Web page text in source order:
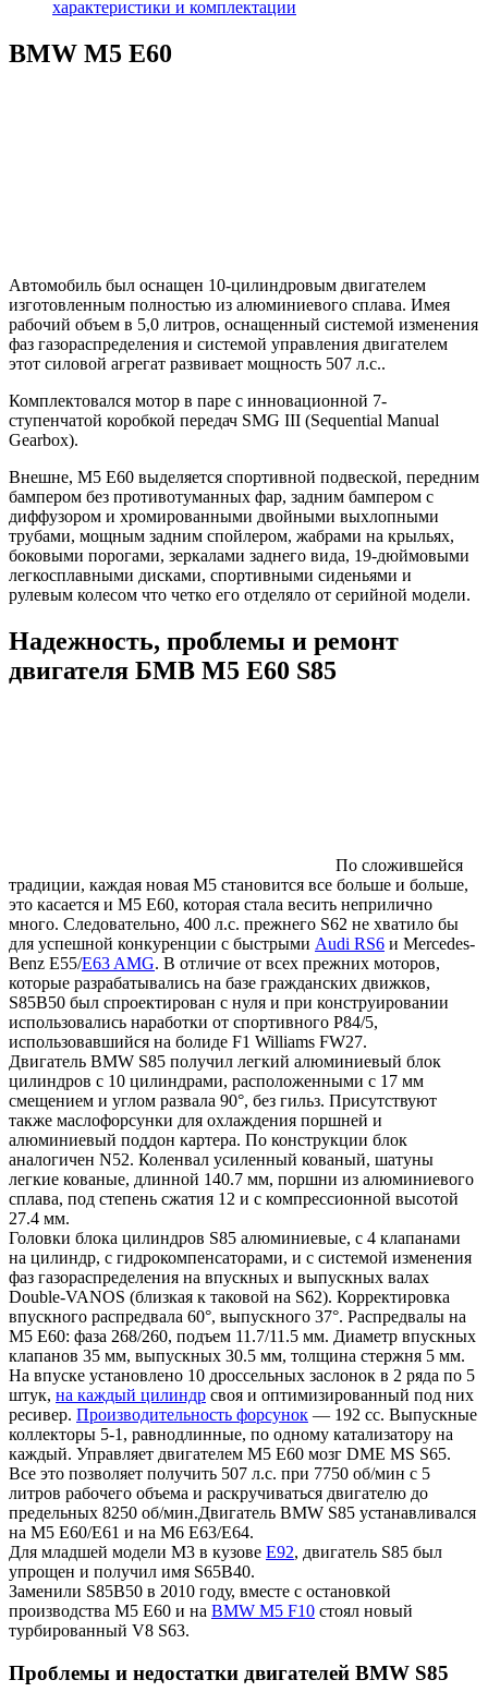
характеристики и комплектации
BMW M5 E60
Автомобиль был оснащен 10-цилиндровым двигателем
изготовленным полностью из алюминиевого сплава. Имея
рабочий объем в 5,0 литров, оснащенный системой изменения
фаз газораспределения и системой управления двигателем
этот силовой агрегат развивает мощность 507 л.с..
Комплектовался мотор в паре с инновационной 7-
ступенчатой коробкой передач SMG III (Sequential Manual
Gearbox).
Внешне, М5 E60 выделяется спортивной подвеской, передним
бампером без противотуманных фар, задним бампером с
диффузором и хромированными двойными выхлопными
трубами, мощным задним спойлером, жабрами на крыльях,
боковыми порогами, зеркалами заднего вида, 19-дюймовыми
легкосплавными дисками, спортивными сиденьями и
рулевым колесом что четко его отделяло от серийной модели.
Надежность, проблемы и ремонт
двигателя БМВ М5 Е60 S85
По сложившейся
традиции, каждая новая М5 становится все больше и больше,
это касается и М5 Е60, которая стала весить неприлично
много. Следовательно, 400 л.с. прежнего S62 не хватило бы
для успешной конкуренции с быстрыми Audi RS6 и Mercedes-
Benz E55/E63 AMG. В отличие от всех прежних моторов,
которые разрабатывались на базе гражданских движков,
S85B50 был спроектирован с нуля и при конструировании
использовались наработки от спортивного P84/5,
использовавшийся на болиде F1 Williams FW27.
Двигатель BMW S85 получил легкий алюминиевый блок
цилиндров с 10 цилиндрами, расположенными с 17 мм
смещением и углом развала 90°, без гильз. Присутствуют
также маслофорсунки для охлаждения поршней и
алюминиевый поддон картера. По конструкции блок
аналогичен N52. Коленвал усиленный кованый, шатуны
легкие кованые, длинной 140.7 мм, поршни из алюминиевого
сплава, под степень сжатия 12 и с компрессионной высотой
27.4 мм.
Головки блока цилиндров S85 алюминиевые, с 4 клапанами
на цилиндр, с гидрокомпенсаторами, и с системой изменения
фаз газораспределения на впускных и выпускных валах
Double-VANOS (близкая к таковой на S62). Корректировка
впускного распредвала 60°, выпускного 37°. Распредвалы на
М5 Е60: фаза 268/260, подъем 11.7/11.5 мм. Диаметр впускных
клапанов 35 мм, выпускных 30.5 мм, толщина стержня 5 мм.
На впуске установлено 10 дроссельных заслонок в 2 ряда по 5
штук, на каждый цилиндр своя и оптимизированный под них
ресивер. Производительность форсунок — 192 cc. Выпускные
коллекторы 5-1, равнодлинные, по одному катализатору на
каждый. Управляет двигателем М5 Е60 мозг DME MS S65.
Все это позволяет получить 507 л.с. при 7750 об/мин с 5
литров рабочего объема и раскручиваться двигателю до
предельных 8250 об/мин.Двигатель BMW S85 устанавливался
на М5 Е60/E61 и на M6 E63/E64.
Для младшей модели М3 в кузове Е92, двигатель S85 был
упрощен и получил имя S65B40.
Заменили S85B50 в 2010 году, вместе с остановкой
производства М5 Е60 и на BMW M5 F10 стоял новый
турбированный V8 S63.
Проблемы и недостатки двигателей BMW S85